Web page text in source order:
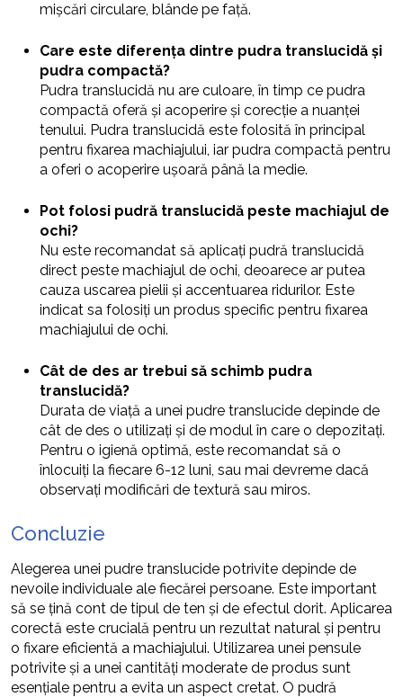
mișcări circulare, blânde pe față.
Care este diferența dintre pudra translucidă și
pudra compactă?
Pudra translucidă nu are culoare, în timp ce pudra
compactă oferă și acoperire și corecție a nuanței
tenului. Pudra translucidă este folosită în principal
pentru fixarea machiajului, iar pudra compactă pentru
a oferi o acoperire ușoară până la medie.
Pot folosi pudră translucidă peste machiajul de
ochi?
Nu este recomandat să aplicați pudră translucidă
direct peste machiajul de ochi, deoarece ar putea
cauza uscarea pielii și accentuarea ridurilor. Este
indicat sa folosiți un produs specific pentru fixarea
machiajului de ochi.
Cât de des ar trebui să schimb pudra
translucidă?
Durata de viață a unei pudre translucide depinde de
cât de des o utilizați și de modul în care o depozitați.
Pentru o igienă optimă, este recomandat să o
înlocuiți la fiecare 6-12 luni, sau mai devreme dacă
observați modificări de textură sau miros.
Concluzie
Alegerea unei pudre translucide potrivite depinde de
nevoile individuale ale fiecărei persoane. Este important
să se țină cont de tipul de ten și de efectul dorit. Aplicarea
corectă este crucială pentru un rezultat natural și pentru
o fixare eficientă a machiajului. Utilizarea unei pensule
potrivite și a unei cantități moderate de produs sunt
esențiale pentru a evita un aspect cretat. O pudră